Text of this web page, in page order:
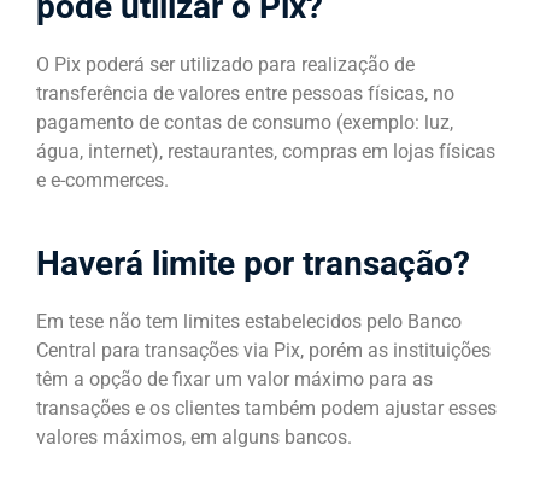
O Pix poderá ser utilizado para realização de
transferência de valores entre pessoas físicas, no
pagamento de contas de consumo (exemplo: luz,
água, internet), restaurantes, compras em lojas físicas
e e-commerces.
Haverá limite por transação?
Em tese não tem limites estabelecidos pelo Banco
Central para transações via Pix, porém as instituições
têm a opção de fixar um valor máximo para as
transações e os clientes também podem ajustar esses
valores máximos, em alguns bancos.